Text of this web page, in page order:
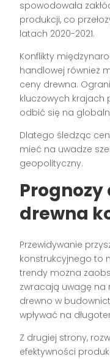
spowodowała
produkcji, co
latach 2020-2021.
Konflikty
handlowej również
ceny drewna.
kluczowych
odbić się na
Dlatego śledząc
mieć na uwadze
geopolityczny.
drewna
Przewidywanie
konstrukcyjnego to
trendy można
zwracają uwagę
drewno w
wpływać na
Z drugiej strony,
efektywności